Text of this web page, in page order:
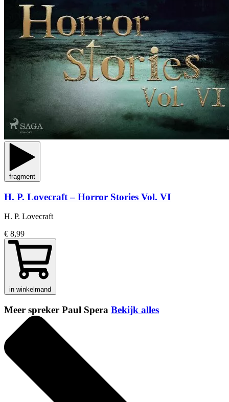
fragment
H. P. Lovecraft – Horror Stories Vol. VI
H. P. Lovecraft
€ 8,99
in winkelmand
Meer spreker Paul Spera Bekijk alles